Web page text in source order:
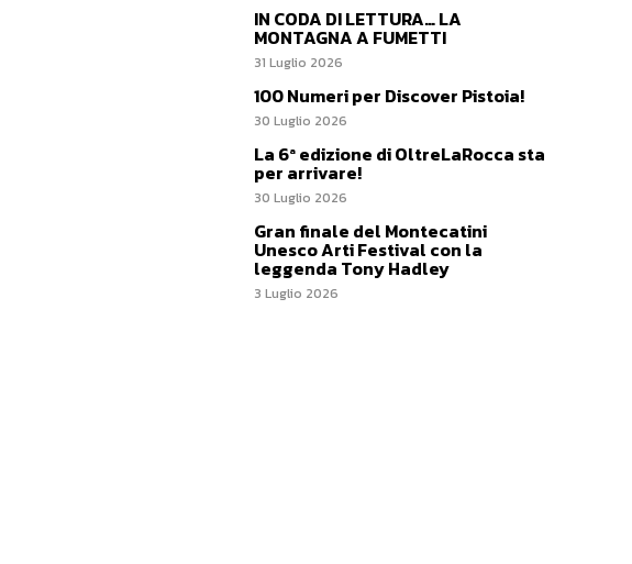
IN CODA DI LETTURA… LA
MONTAGNA A FUMETTI
31 Luglio 2026
100 Numeri per Discover Pistoia!
30 Luglio 2026
La 6ª edizione di OltreLaRocca sta
per arrivare!
30 Luglio 2026
Gran finale del Montecatini
Unesco Arti Festival con la
leggenda Tony Hadley
3 Luglio 2026